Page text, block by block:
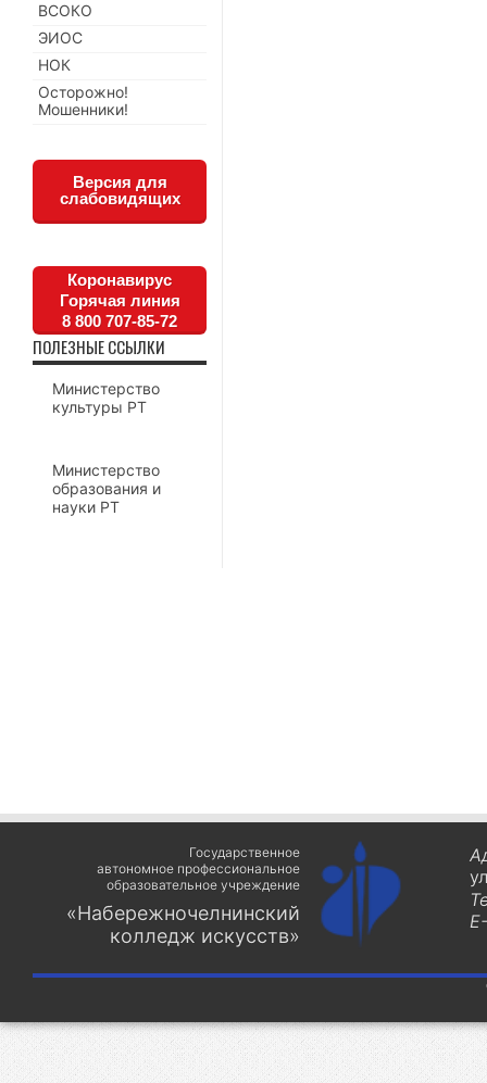
ВСОКО
ЭИОС
НОК
Осторожно!
Мошенники!
Версия для
слабовидящих
Коронавирус
Горячая линия
8 800 707-85-72
ПОЛЕЗНЫЕ ССЫЛКИ
Министерство
культуры РТ
Министерство
образования и
науки РТ
Государственное
автономное профессиональное
образовательное учреждение
«Набережночелнинский
колледж искусств»